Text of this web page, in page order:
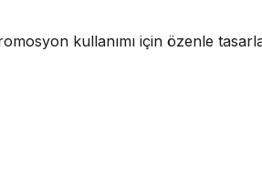
kullanımı için özenle